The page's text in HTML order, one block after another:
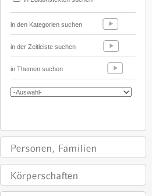
in den Kategorien suchen
in der Zeitleiste suchen
in Themen suchen